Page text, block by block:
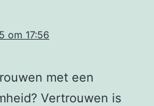
om 17:56
met een
Vertrouwen is